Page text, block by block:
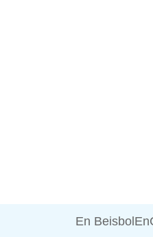
En